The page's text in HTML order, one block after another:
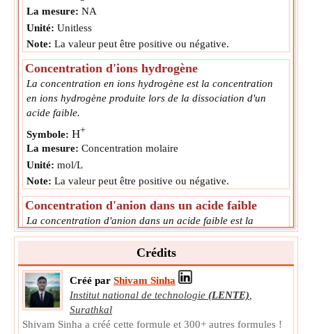
La mesure: NA
Unité: Unitless
Note: La valeur peut être positive ou négative.
Concentration d'ions hydrogène
La concentration en ions hydrogène est la concentration
en ions hydrogène produite lors de la dissociation d'un
acide faible.
Symbole: H+
La mesure: Concentration molaire
Unité: mol/L
Note: La valeur peut être positive ou négative.
Concentration d'anion dans un acide faible
La concentration d'anion dans un acide faible est la
concentration d'anion produite lors de la dissociation d'un
Symbole:
A-
La mesure:Concentration molaire
Unité:mol/L
La valeur peut être positive ou négative.
Crédits
Créé par Shivam Sinha
Institut national de technologie (LENTE)
Surathkal
Shivam Sinha a créé cette formule et 300+ autres formules !